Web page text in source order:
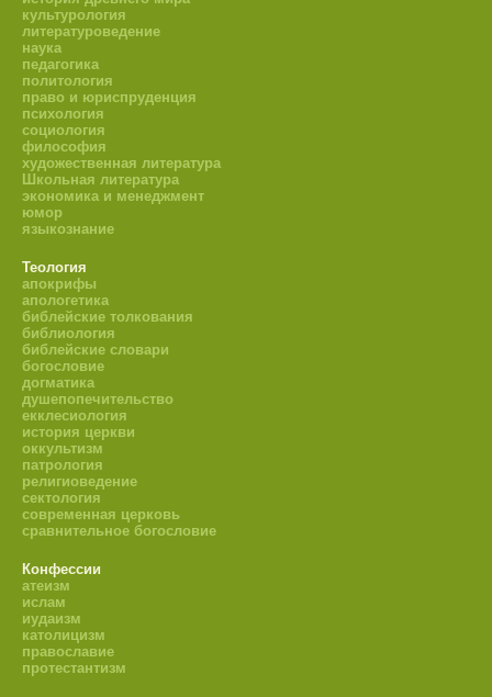
культурология
литературоведение
наука
педагогика
политология
право и юриспруденция
психология
социология
философия
художественная литература
Школьная литература
экономика и менеджмент
юмор
языкознание
Теология
апокрифы
апологетика
библейские толкования
библиология
библейские словари
богословие
догматика
душепопечительство
екклесиология
история церкви
оккультизм
патрология
религиоведение
сектология
современная церковь
сравнительное богословие
Конфессии
атеизм
ислам
иудаизм
католицизм
православие
протестантизм